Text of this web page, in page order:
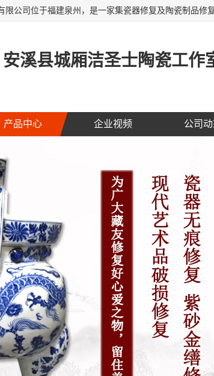
安溪县城厢洁圣士陶瓷工作
产品中心 企业视频 公司